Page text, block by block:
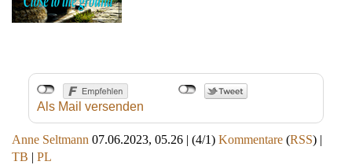
Als Mail versenden
Anne Seltmann 07.06.2023, 05.26 | (4/1) Kommentare (RSS) |
TB | PL